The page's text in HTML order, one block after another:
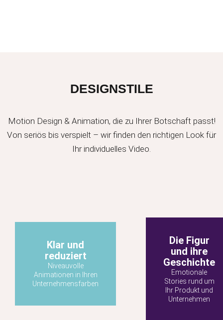
DESIGNSTILE
Motion Design & Animation, die zu Ihrer Botschaft passt!
Von seriös bis verspielt – wir finden den richtigen Look für
Ihr individuelles Video.
Klar und
reduziert
Niveauvolle
Animationen in Ihren
Unternehmensfarben
Die Figur
und ihre
Geschichte
Emotionale
Stories rund um
Ihr Produkt und
Unternehmen